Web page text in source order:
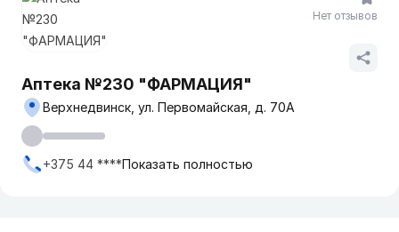
Аптека №230 "ФАРМАЦИЯ"
Верхнедвинск, ул. Первомайская, д. 70А
+375 44 ****Показать полностью
Нет отзывов